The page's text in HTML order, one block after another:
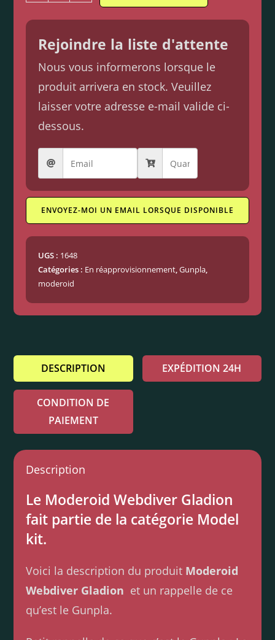
Rejoindre la liste d'attente
Nous vous informerons lorsque le
produit arrivera en stock. Veuillez
laisser votre adresse e-mail valide ci-
dessous.
ENVOYEZ-MOI UN EMAIL LORSQUE DISPONIBLE
UGS : 1648
Catégories : En réapprovisionnement,Gunpla,
moderoid
DESCRIPTION EXPÉDITION 24H
CONDITION DE
PAIEMENT
Description
Le Moderoid Webdiver Gladion
fait partie de la catégorie Model
kit.
Voici la description du produit Moderoid
Webdiver Gladion et un rappelle de ce
qu’est le Gunpla.